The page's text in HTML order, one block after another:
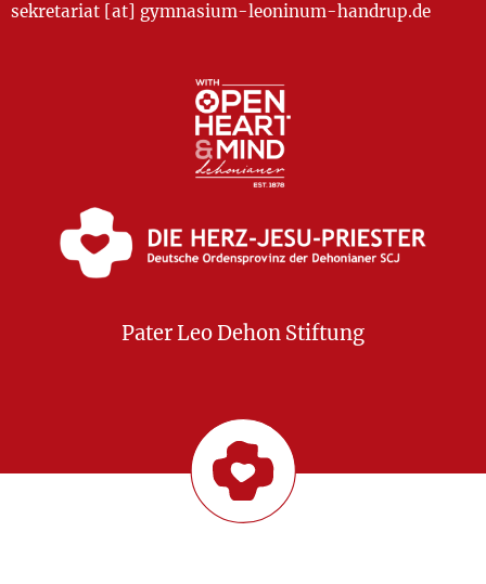
sekretariat [at] gymnasium-leoninum-handrup.de
Pater Leo Dehon Stiftung